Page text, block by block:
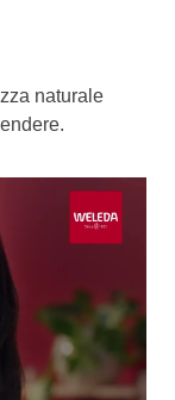
naturale